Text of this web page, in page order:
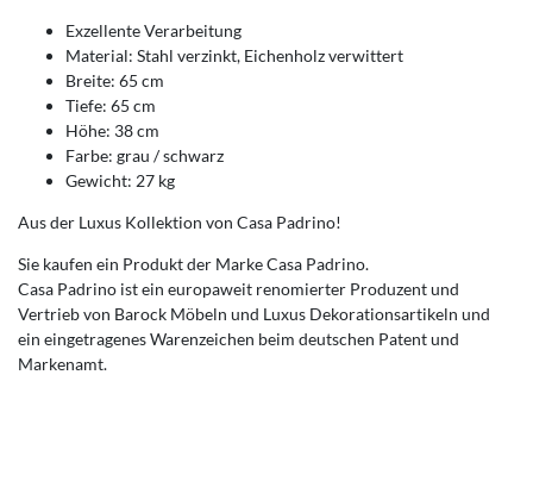
Exzellente Verarbeitung
Material: Stahl verzinkt, Eichenholz verwittert
Breite: 65 cm
Tiefe: 65 cm
Höhe: 38 cm
Farbe: grau / schwarz
Gewicht: 27 kg
Aus der Luxus Kollektion von Casa Padrino!
Sie kaufen ein Produkt der Marke Casa Padrino.
Casa Padrino ist ein europaweit renomierter Produzent und
Vertrieb von Barock Möbeln und Luxus Dekorationsartikeln und
ein eingetragenes Warenzeichen beim deutschen Patent und
Markenamt.